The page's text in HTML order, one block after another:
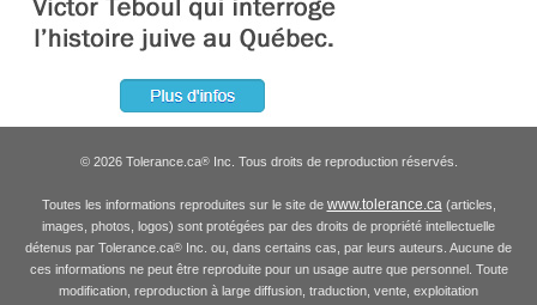
© 2026 Tolerance.ca®Inc. Tous droits de reproduction réservés.
Toutes les informations reproduites sur le site de www.tolerance.ca (articles,
images, photos, logos) sont protégées par des droits de propriété intellectuelle
détenus par Tolerance.ca® Inc. ou, dans certains cas, par leurs auteurs. Aucune de
ces informations ne peut être reproduite pour un usage autre que personnel. Toute
modification, reproduction à large diffusion, traduction, vente, exploitation